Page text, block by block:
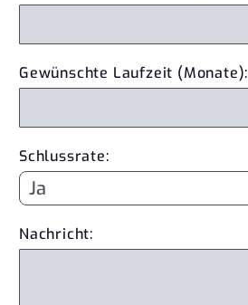
Gewünschte Laufzeit (Monate):
Schlussrate:
Nachricht: